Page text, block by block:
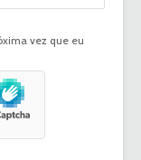
vez que eu